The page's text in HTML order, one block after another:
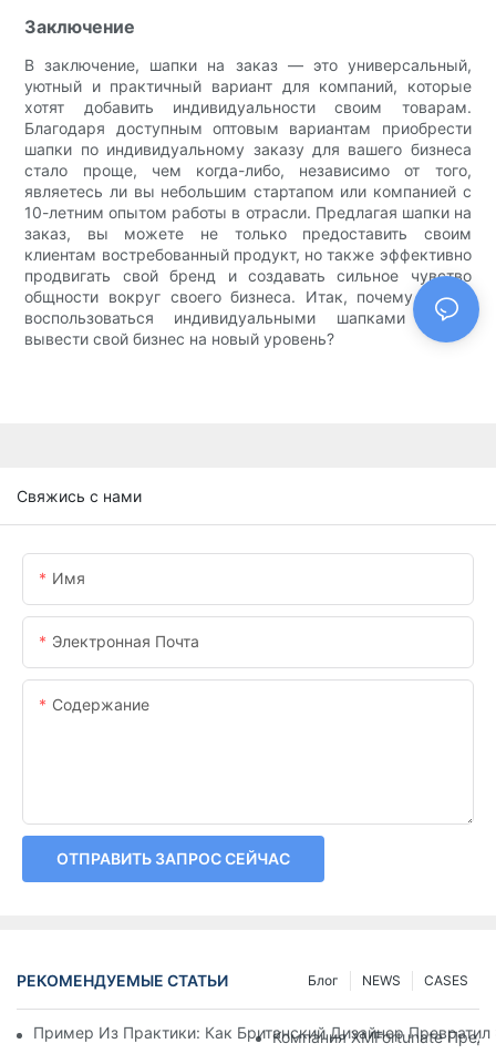
Заключение
В заключение, шапки на заказ — это универсальный,
уютный и практичный вариант для компаний, которые
хотят добавить индивидуальности своим товарам.
Благодаря доступным оптовым вариантам приобрести
шапки по индивидуальному заказу для вашего бизнеса
стало проще, чем когда-либо, независимо от того,
являетесь ли вы небольшим стартапом или компанией с
10-летним опытом работы в отрасли. Предлагая шапки на
заказ, вы можете не только предоставить своим
клиентам востребованный продукт, но также эффективно
продвигать свой бренд и создавать сильное чувство
общности вокруг своего бизнеса. Итак, почему бы не
воспользоваться индивидуальными шапками и не
вывести свой бизнес на новый уровень?
Свяжись с нами
Имя
Электронная Почта
Содержание
ОТПРАВИТЬ ЗАПРОС СЕЙЧАС
РЕКОМЕНДУЕМЫЕ СТАТЬИ CASES
NEWS
Блог
Пример Из Практики: Как Британский Дизайнер
Компания XMFortunate